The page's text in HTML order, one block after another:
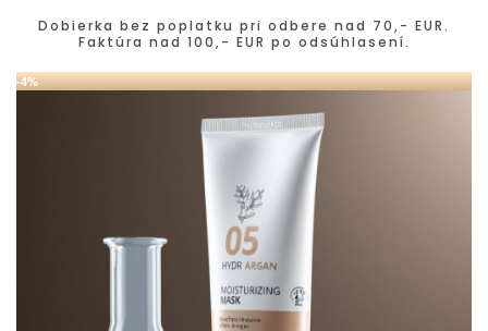
Dobierka bez poplatku pri odbere nad 70,- EUR.
Faktúra nad 100,- EUR po odsúhlasení.
-4%